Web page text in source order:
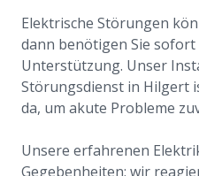
Elektrische Störungen
dann benötigen Sie
Unterstützung. Unser
Störungsdienst in Hilgert
da, um akute Probleme
Unsere erfahrenen
Gegebenheiten; wir